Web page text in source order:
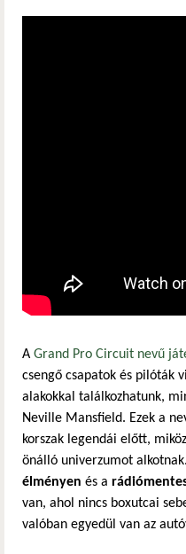
A Grand Pro Circuit nevű
csengő csapatok és pilóták
alakokkal találkozhatunk,
Neville Mansfield. Ezek a
korszak legendái előtt,
önálló univerzumot
élményen és a
van, ahol nincs boxutcai
valóban egyedül van az